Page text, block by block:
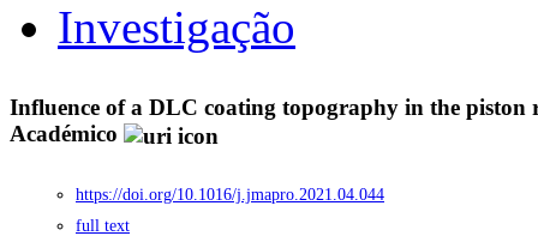
Investigação
Influence of a DLC coating topography in the
Académico
https://doi.org/10.1016/j.jmapro.2021.04.044
full text